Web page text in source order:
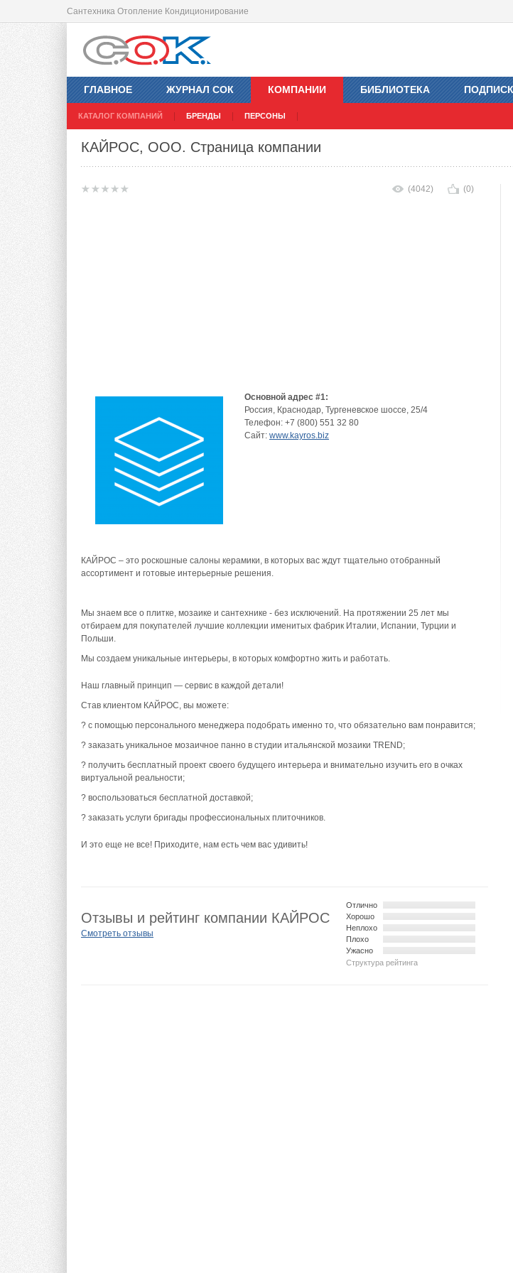
Сантехника Отопление Кондиционирование
ГЛАВНОЕ ЖУРНАЛ СОК КОМПАНИИ
КАТАЛОГ КОМПАНИЙ БРЕНДЫ ПЕРСОНЫ
БИБЛИОТЕКА
КАЙРОС, ООО. Страница компании
(4042) (0)
Основной адрес #1:
Россия, Краснодар, Тургеневское шоссе, 25/4
Телефон: +7 (800) 551 32 80
Сайт: www.kayros.biz
КАЙРОС – это роскошные салоны керамики, в которых вас ждут тщательно отобранный
ассортимент и готовые интерьерные решения.
Мы знаем все о плитке, мозаике и сантехнике - без исключений. На протяжении 25 лет мы
отбираем для покупателей лучшие коллекции именитых фабрик Италии, Испании, Турции и
Польши.
Мы создаем уникальные интерьеры, в которых комфортно жить и работать.
Наш главный принцип — сервис в каждой детали!
Став клиентом КАЙРОС, вы можете:
? с помощью персонального менеджера подобрать именно то, что обязательно вам понравится;
? заказать уникальное мозаичное панно в студии итальянской мозаики TREND;
? получить бесплатный проект своего будущего интерьера и внимательно изучить его в очках
виртуальной реальности;
? воспользоваться бесплатной доставкой;
? заказать услуги бригады профессиональных плиточников.
И это еще не все! Приходите, нам есть чем вас удивить!
Структура рейтинга
Отлично
Хорошо
Неплохо
Плохо
Ужасно
Отзывы и рейтинг компании КАЙРОС
Смотреть отзывы